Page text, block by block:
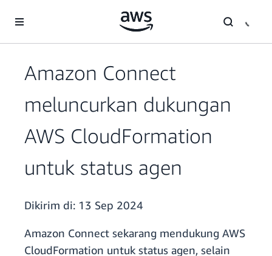
Amazon Connect
meluncurkan dukungan
AWS CloudFormation
untuk status agen
Dikirim di: 13 Sep 2024
Amazon Connect sekarang mendukung AWS
CloudFormation untuk status agen, selain